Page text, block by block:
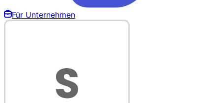
Für Unternehmen